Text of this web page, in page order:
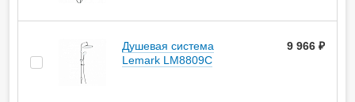
Душевая система
Lemark LM8809C
9 966